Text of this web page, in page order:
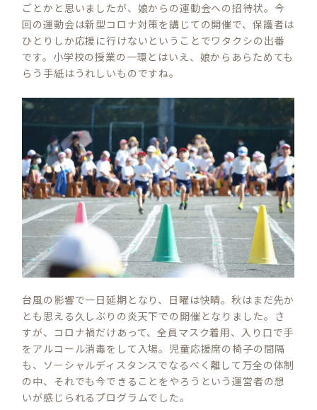
ごとかと思いましたが、娘からの運動会への招待状。今
回の運動会は新型コロナ対策を講じての開催で、保護者は
ひとりしか応援に行けないということでワタクシの出番
です。小学校の授業の一環とはいえ、娘からあらためても
らう手紙はうれしいものですね。
台風の影響で一日延期となり、日曜は快晴。秋はまだ先か
とも思える久しぶりの炎天下での開催となりました。さ
すが、コロナ禍だけあって、全員マスク着用、入り口で手
をアルコール消毒をして入場。児童応援席の椅子の間隔
も、ソーシャルディスタンスでなるべく離して万全の体制
の中、それでも今できることをやろうという運営者の想
いが感じられるプログラムでした。